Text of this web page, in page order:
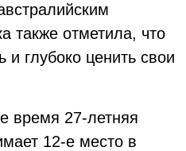
также отметила, что
и глубоко ценить свои
время 27-летняя
12-е место в